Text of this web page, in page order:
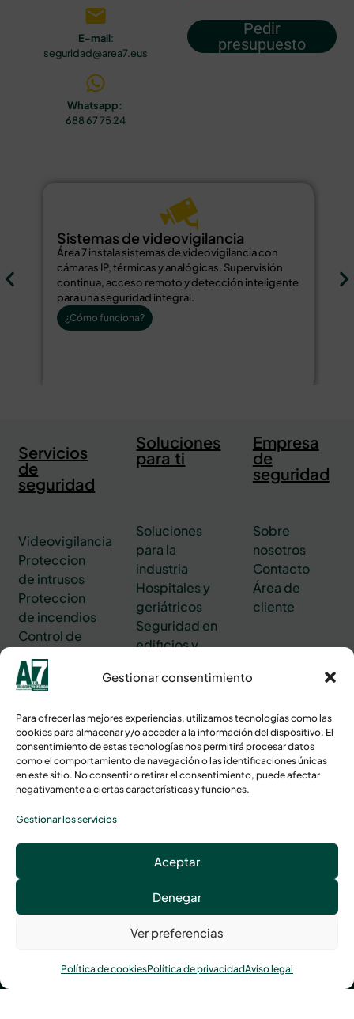
Gestionar consentimiento
Para ofrecer las mejores experiencias, utilizamos tecnologías como las
cookies para almacenar y/o acceder a la información del dispositivo. El
consentimiento de estas tecnologías nos permitirá procesar datos
como el comportamiento de navegación o las identificaciones únicas
en este sitio. No consentir o retirar el consentimiento, puede afectar
negativamente a ciertas características y funciones.
Gestionar los servicios
Aceptar
Denegar
Ver preferencias
Política de cookiesPolítica de privacidadAviso legal
E-mail:
seguridad@area7.eus
Whatsapp:
688 67 75 24
Pedir
presupuesto
Sistemas de videovigilancia
Área 7 instala sistemas de videovigilancia con
cámaras IP, térmicas y analógicas. Supervisión
continua, acceso remoto y detección inteligente
para una seguridad integral.
¿Cómo funciona?
Servicios
de
seguridad
Videovigilancia
Proteccion
de intrusos
Proteccion
de incendios
Control de
accesos
Central de
alarmas
Servicios de
asistenciales
Ver
proyectos
Tienda
Soluciones
para ti
Soluciones
para la
industria
Hospitales y
geriátricos
Seguridad en
edificios y
Empresa
de
seguridad
Sobre
nosotros
Contacto
Área de
cliente
Llámanos al